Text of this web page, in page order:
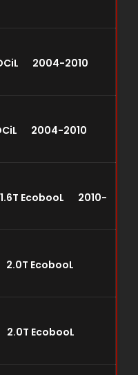
2004-2010
2004-2010
EcobooL 2010-
EcobooL
EcobooL